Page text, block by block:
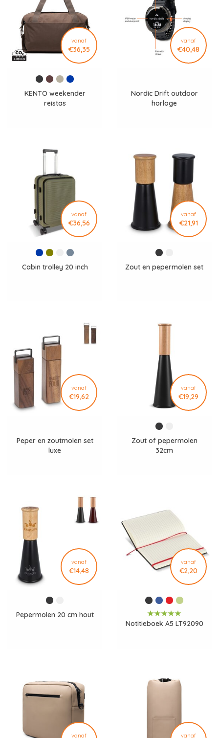
vanaf
€36,35
KENTO weekender
reistas
vanaf
€40,48
Nordic Drift outdoor
horloge
vanaf
€36,56
Cabin trolley 20 inch
vanaf
€21,91
Zout en pepermolen set
vanaf
€19,62
Peper en zoutmolen set
luxe
vanaf
€19,29
Zout of pepermolen
32cm
vanaf
€14,48
Pepermolen 20 cm hout
vanaf
€2,20
Notitieboek A5 LT92090
vanaf vanaf